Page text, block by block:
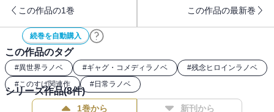
この作品の1巻 この作品の最新巻
続巻を自動購入
この作品のタグ
#異世界ラノベ #ギャグ・コメディラノベ #残念ヒロインラノベ
#このすば関連作 #日常ラノベ
シリーズ作品(8件)
1巻から 新刊から